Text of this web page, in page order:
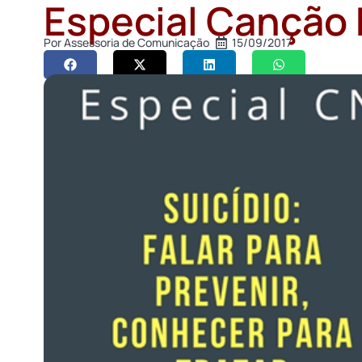
Especial Canção
PorAssessoria de Comunicação 15/09/2017